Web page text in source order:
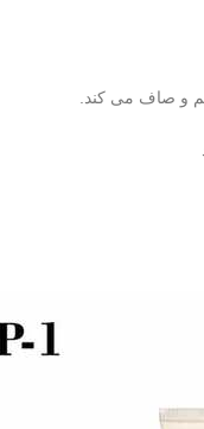
و صاف می کند.